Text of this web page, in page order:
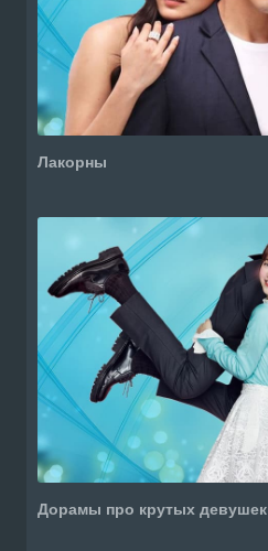
Лакорны
Дорамы про крутых девушек